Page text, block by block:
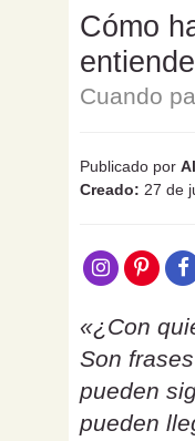
Cómo
Cuando
Publicado por
Creado: 27 de
«¿Con
Son
pueden
pueden